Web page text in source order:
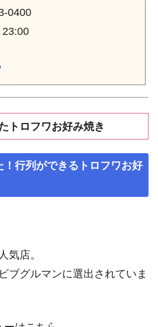
0400
トロフワお好み焼き
！行列ができるトロフワお好
気店。
ブグルマンに選出されていま